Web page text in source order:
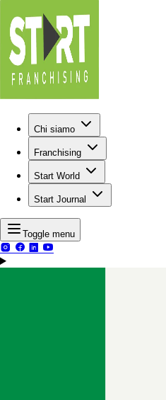
Chi siamo
Franchising
Start World
Start Journal
Toggle menu